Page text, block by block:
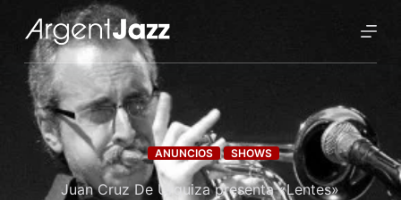
ANUNCIOS SHOWS
Juan Cruz De Urquiza presenta «Lentes»